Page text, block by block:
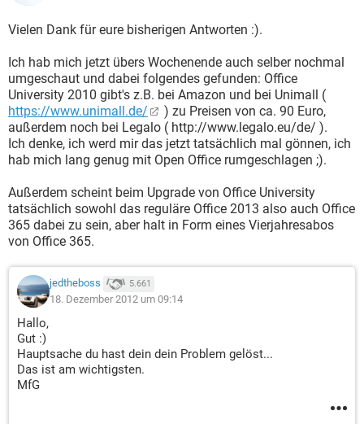
Vielen Dank für eure bisherigen Antworten :).
Ich hab mich jetzt übers Wochenende auch selber nochmal
umgeschaut und dabei folgendes gefunden: Office
University 2010 gibt's z.B. bei Amazon und bei Unimall (
https://www.unimall.de/
) zu Preisen von ca. 90 Euro,
außerdem noch bei Legalo ( http://www.legalo.eu/de/ ).
Ich denke, ich werd mir das jetzt tatsächlich mal gönnen, ich
hab mich lang genug mit Open Office rumgeschlagen ;).
Außerdem scheint beim Upgrade von Office University
tatsächlich sowohl das reguläre Office 2013 also auch Office
365 dabei zu sein, aber halt in Form eines Vierjahresabos
von Office 365.
jedtheboss 5.661
18. Dezember 2012 um 09:14
Hallo,
Gut :)
Hauptsache du hast dein dein Problem gelöst...
Das ist am wichtigsten.
MfG